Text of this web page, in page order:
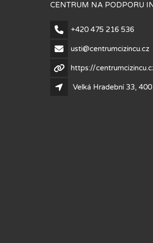
CENTRUM NA PODPORU
+420 475 216 536
usti@centrumcizincu.cz
https://
Velká Hradební 33,